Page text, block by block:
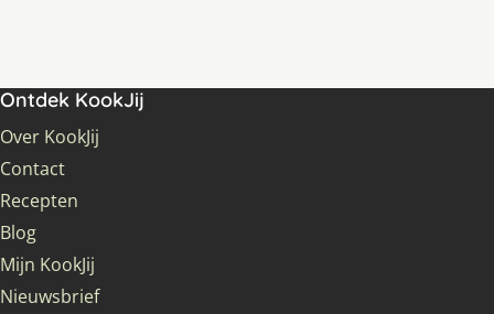
Ontdek KookJij
Over KookJij
Contact
Recepten
Blog
Mijn KookJij
Nieuwsbrief